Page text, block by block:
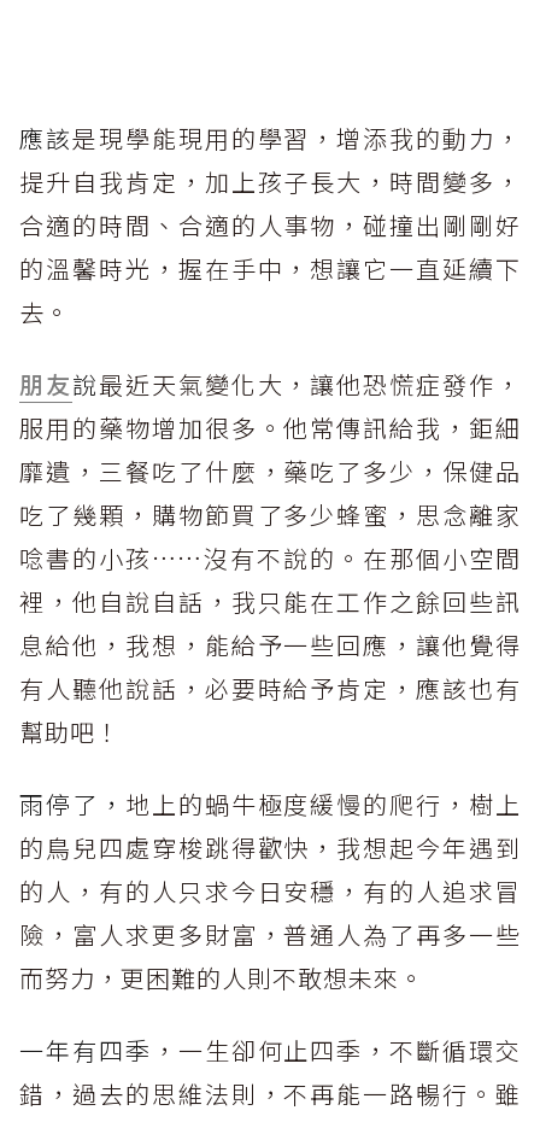
應該是現學能現用的學習，增添我的動力，
提升自我肯定，加上孩子長大，時間變多，
合適的時間、合適的人事物，碰撞出剛剛好
的溫馨時光，握在手中，想讓它一直延續下
去。
朋友說最近天氣變化大，讓他恐慌症發作，
服用的藥物增加很多。他常傳訊給我，鉅細
靡遺，三餐吃了什麼，藥吃了多少，保健品
吃了幾顆，購物節買了多少蜂蜜，思念離家
唸書的小孩……沒有不說的。在那個小空間
裡，他自說自話，我只能在工作之餘回些訊
息給他，我想，能給予一些回應，讓他覺得
有人聽他說話，必要時給予肯定，應該也有
幫助吧！
雨停了， 地上的蝸牛極度緩慢的爬行，樹上
的鳥兒四處穿梭跳得歡快，我想起今年遇到
的人，有的人只求今日安穩，有的人追求冒
險，富人求更多財富，普通人為了再多一些
而努力，更困難的人則不敢想未來。
一年有四季 ，一生卻何止四季，不斷循環交
錯，過去的思維法則，不再能一路暢行。雖